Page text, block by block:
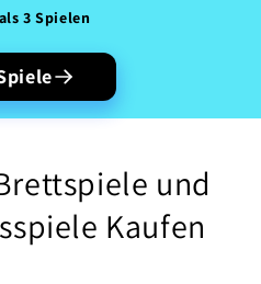
3 Spielen
und
Kaufen